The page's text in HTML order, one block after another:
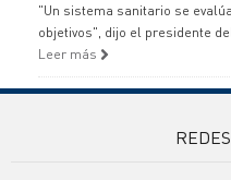
"Un sistema sanitario se
objetivos", dijo el presidente
Leer más